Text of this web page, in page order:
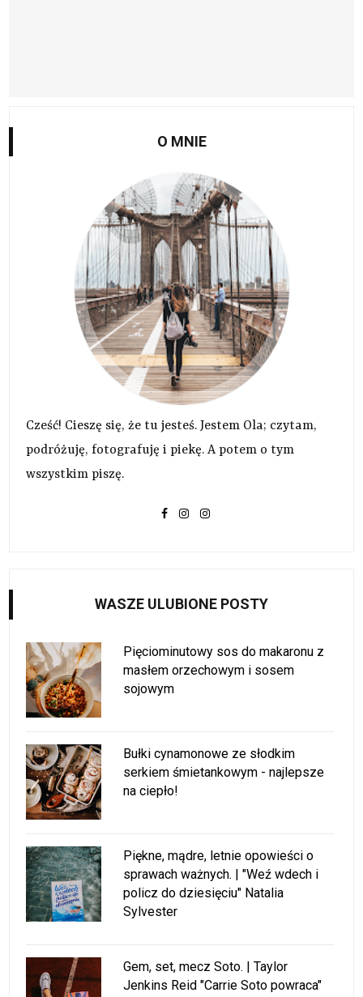
O MNIE
Cześć! Cieszę się, że tu jesteś. Jestem Ola; czytam,
podróżuję, fotografuję i piekę. A potem o tym
wszystkim piszę.
WASZE ULUBIONE POSTY
Pięciominutowy sos do makaronu z
masłem orzechowym i sosem
sojowym
Bułki cynamonowe ze słodkim
serkiem śmietankowym - najlepsze
na ciepło!
Piękne, mądre, letnie opowieści o
sprawach ważnych. | "Weź wdech i
policz do dziesięciu" Natalia
Sylvester
Gem, set, mecz Soto. | Taylor
Jenkins Reid "Carrie Soto powraca"